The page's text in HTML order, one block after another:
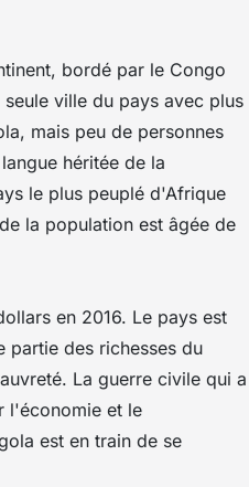
bordé par le Congo
ville du pays avec plus
mais peu de personnes
héritée de la
le plus peuplé d'Afrique
la population est âgée de
en 2016. Le pays est
partie des richesses du
La guerre civile qui a
l'économie et le
est en train de se